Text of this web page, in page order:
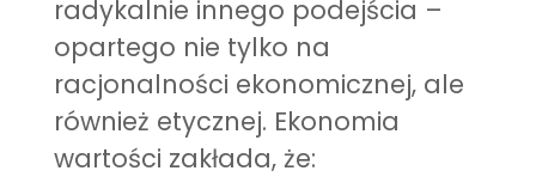
radykalnie innego podejścia –
opartego nie tylko na
racjonalności ekonomicznej, ale
również etycznej. Ekonomia
wartości zakłada, że: